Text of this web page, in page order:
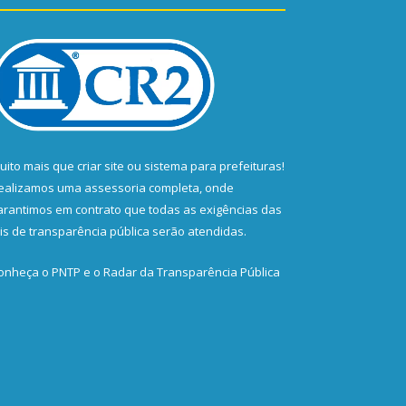
mais que criar site ou sistema para prefeituras!
uma assessoria completa, onde
em contrato que todas as exigências das
de transparência pública serão atendidas.
o PNTP e o Radar da Transparência Pública